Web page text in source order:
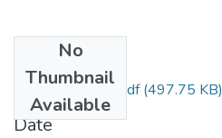
No
Thumbnail
Available
Belabbaci-Omar.pdf(497.75 KB)
Date